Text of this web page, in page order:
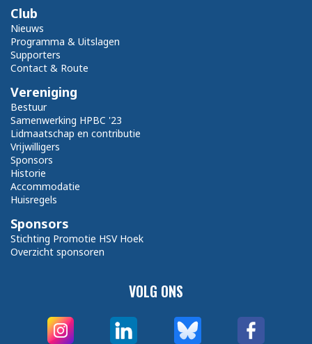
VOLG ONS
Club
Nieuws
Programma & Uitslagen
Supporters
Contact & Route
Vereniging
Bestuur
Samenwerking HPBC '23
Lidmaatschap en contributie
Vrijwilligers
Sponsors
Historie
Accommodatie
Huisregels
Sponsors
Stichting Promotie HSV Hoek
Overzicht sponsoren